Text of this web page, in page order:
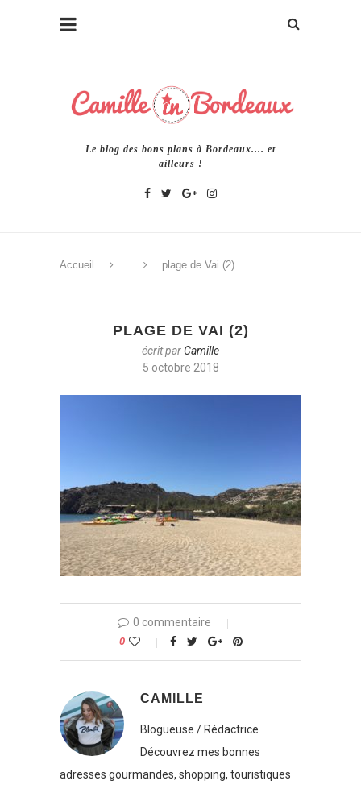
Le blog des bons plans à Bordeaux.... et
ailleurs !
Accueil plage de Vai (2)
PLAGE DE VAI (2)
écrit parCamille
5 octobre 2018
0 commentaire
0
CAMILLE
Blogueuse / Rédactrice
Découvrez mes bonnes
adresses gourmandes, shopping, touristiques